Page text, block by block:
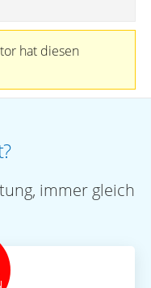
hat diesen
immer gleich